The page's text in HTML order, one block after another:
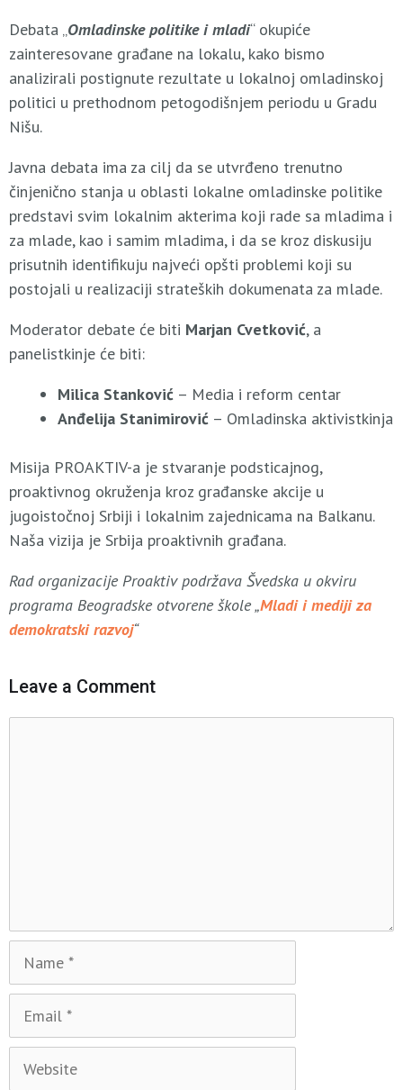
Debata „Omladinske politike i mladi“ okupiće
zainteresovane građane na lokalu, kako bismo
analizirali postignute rezultate u lokalnoj omladinskoj
politici u prethodnom petogodišnjem periodu u Gradu
Nišu.
Javna debata ima za cilj da se utvrđeno trenutno
činjenično stanja u oblasti lokalne omladinske politike
predstavi svim lokalnim akterima koji rade sa mladima i
za mlade, kao i samim mladima, i da se kroz diskusiju
prisutnih identifikuju najveći opšti problemi koji su
postojali u realizaciji strateških dokumenata za mlade.
Moderator debate će biti Marjan Cvetković, a
panelistkinje će biti:
Milica Stanković – Media i reform centar
Anđelija Stanimirović – Omladinska aktivistkinja
Мisiја PRОАKТIV-а је stvаrаnjе pоdsticајnоg,
prоаktivnоg оkružеnjа krоz grаđаnskе аkciје u
јugоistоčnој Srbiјi i lоkаlnim zајеdnicаmа nа Bаlkаnu.
Naša vizija je Srbija proaktivnih građana.
Rad organizacije Proaktiv podržava Švedska u okviru
programa Beogradske otvorene škole „Mladi i mediji za
demokratski razvoj“
Leave a Comment